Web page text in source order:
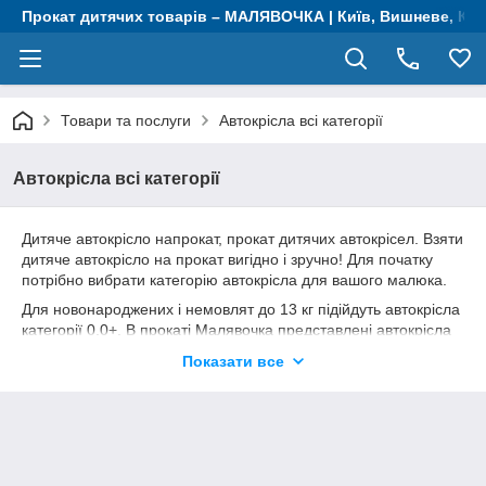
Прокат дитячих товарів – МАЛЯВОЧКА | Київ, Вишневе,
Товари та послуги Автокрісла всі категорії
Автокрісла всі категорії
Дитяче автокрісло напрокат, прокат дитячих автокрісел. Взяти
дитяче автокрісло на прокат вигідно і зручно! Для початку
потрібно вибрати категорію автокрісла для вашого малюка.
Для новонароджених і немовлят до 13 кг підійдуть автокрісла
категорії 0,0+. В прокаті Малявочка представлені автокрісла
штатних ременів безпеки, а так само за допомогою бази.
Показати все